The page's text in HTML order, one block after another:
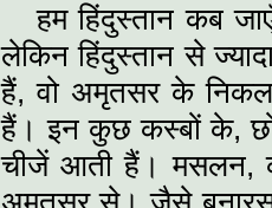
हम हिंदुस्‍तान कब
लेकिन हिंदुस्‍तान से
हैं, वो अमृतसर के
हैं। इन कुछ कस्‍बों के,
चीजें आती हैं। मसलन,